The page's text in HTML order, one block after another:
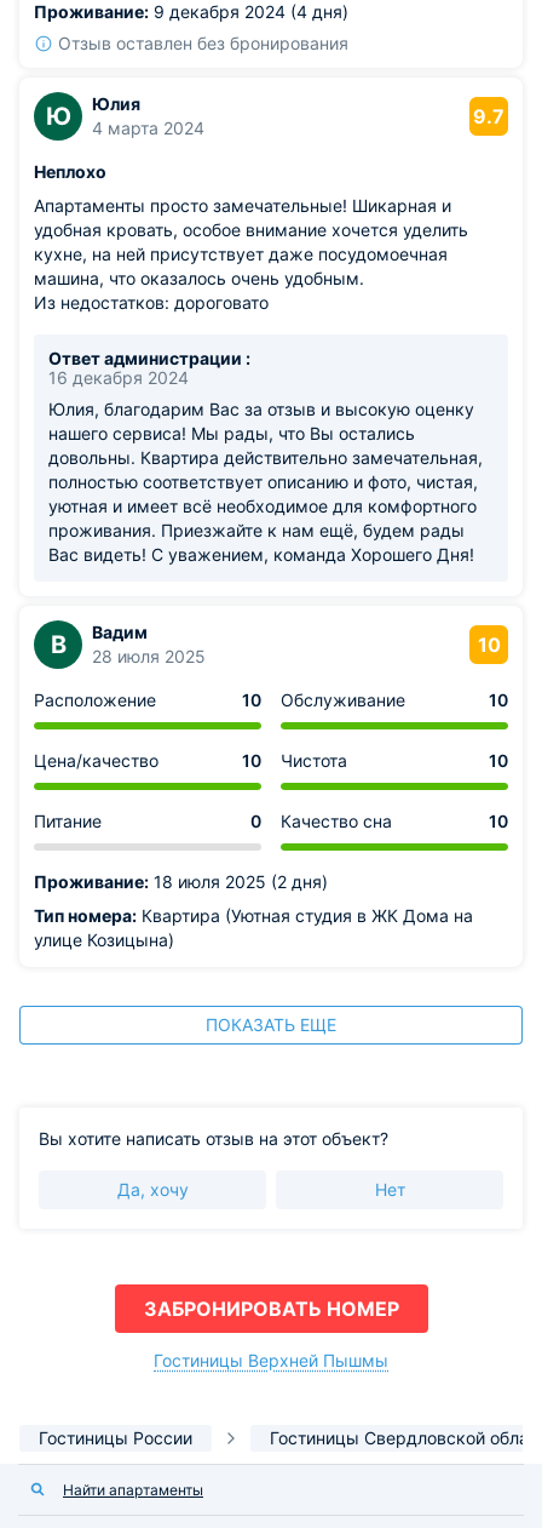
Проживание: 9 декабря 2024 (4 дня)
Отзыв оставлен без бронирования
Ю
Юлия
4 марта 2024
9.7
Неплохо
Апартаменты просто замечательные! Шикарная и
удобная кровать, особое внимание хочется уделить
кухне, на ней присутствует даже посудомоечная
машина, что оказалось очень удобным.
Из недостатков: дороговато
Ответ администрации :
16 декабря 2024
Юлия, благодарим Вас за отзыв и высокую оценку
нашего сервиса! Мы рады, что Вы остались
довольны. Квартира действительно замечательная,
полностью соответствует описанию и фото, чистая,
уютная и имеет всё необходимое для комфортного
проживания. Приезжайте к нам ещё, будем рады
Вас видеть! С уважением, команда Хорошего Дня!
В
Вадим
28 июля 2025
10
Расположение 10 Обслуживание 10
Цена/качество 10 Чистота 10
Питание 0 Качество сна 10
Проживание: 18 июля 2025 (2 дня)
Тип номера: Квартира (Уютная студия в ЖК Дома на
улице Козицына)
ПОКАЗАТЬ ЕЩЕ
Вы хотите написать отзыв на этот объект?
Да, хочу Нет
ЗАБРОНИРОВАТЬ НОМЕР
Гостиницы Верхней Пышмы
Гостиницы России Гостиницы Свердловской
Найти апартаменты